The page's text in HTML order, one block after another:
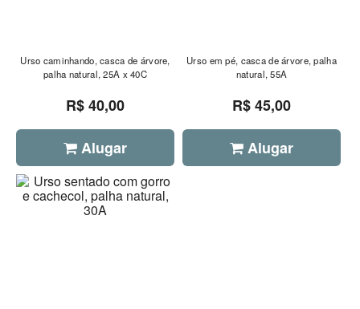
Urso caminhando, casca de árvore,
palha natural, 25A x 40C
R$ 40,00
Alugar
Urso em pé, casca de árvore, palha
natural, 55A
R$ 45,00
Alugar